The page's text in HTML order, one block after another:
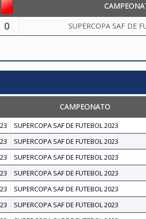
0 SUPERCOPA SAF DE
CAMPEONATO
SUPERCOPA SAF DE FUTEBOL 2023
SUPERCOPA SAF DE FUTEBOL 2023
SUPERCOPA SAF DE FUTEBOL 2023
SUPERCOPA SAF DE FUTEBOL 2023
SUPERCOPA SAF DE FUTEBOL 2023
SUPERCOPA SAF DE FUTEBOL 2023